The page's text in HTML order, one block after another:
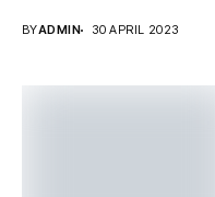
BYADMIN 30 APRIL 2023